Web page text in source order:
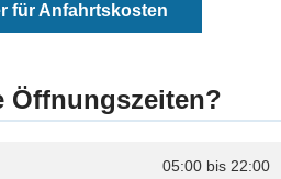
für Anfahrtskosten
Öffnungszeiten?
05:00 bis 22:00